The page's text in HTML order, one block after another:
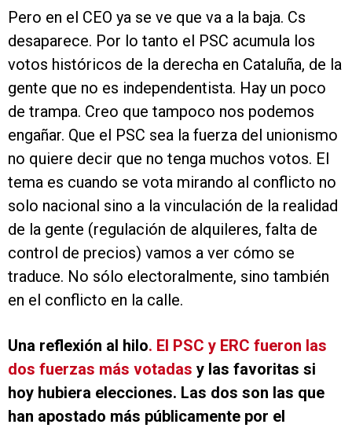
Pero en el CEO ya se ve que va a la baja. Cs
desaparece. Por lo tanto el PSC acumula los
votos históricos de la derecha en Cataluña, de la
gente que no es independentista. Hay un poco
de trampa. Creo que tampoco nos podemos
engañar. Que el PSC sea la fuerza del unionismo
no quiere decir que no tenga muchos votos. El
tema es cuando se vota mirando al conflicto no
solo nacional sino a la vinculación de la realidad
de la gente (regulación de alquileres, falta de
control de precios) vamos a ver cómo se
traduce. No sólo electoralmente, sino también
en el conflicto en la calle.
Una reflexión al hilo. El PSC y ERC fueron las
dos fuerzas más votadas y las favoritas si
hoy hubiera elecciones. Las dos son las que
han apostado más públicamente por el